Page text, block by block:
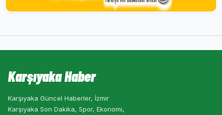
Karşıyaka Haber
Karşıyaka Güncel Haberler, İzmir
Karşıyaka Son Dakika, Spor, Ekonomi,